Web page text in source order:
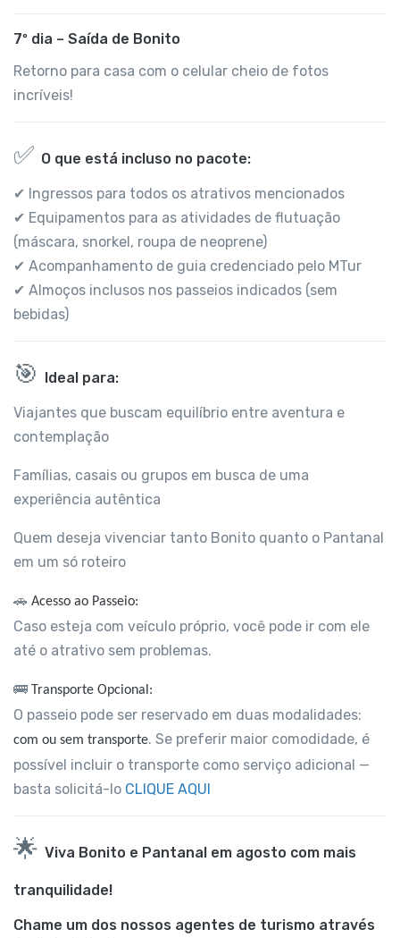
7º dia – Saída de Bonito
Retorno para casa com o celular cheio de fotos
incríveis!
✅ O que está incluso no pacote:
✔ Ingressos para todos os atrativos mencionados
✔ Equipamentos para as atividades de flutuação
(máscara, snorkel, roupa de neoprene)
✔ Acompanhamento de guia credenciado pelo MTur
✔ Almoços inclusos nos passeios indicados (sem
bebidas)
🎯 Ideal para:
Viajantes que buscam equilíbrio entre aventura e
contemplação
Famílias, casais ou grupos em busca de uma
experiência autêntica
Quem deseja vivenciar tanto Bonito quanto o Pantanal
em um só roteiro
🚗 Acesso ao Passeio:
Caso esteja com veículo próprio, você pode ir com ele
até o atrativo sem problemas.
🚌 Transporte Opcional:
O passeio pode ser reservado em duas modalidades:
com ou sem transporte. Se preferir maior comodidade, é
possível incluir o transporte como serviço adicional —
basta solicitá-lo CLIQUE AQUI
🌟 Viva Bonito e Pantanal em agosto com mais
tranquilidade!
Chame um dos nossos agentes de turismo através